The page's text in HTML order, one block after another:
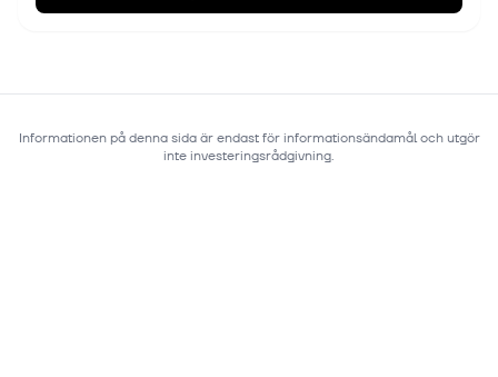
Informationen på denna sida är endast för informationsändamål och utgör
inte investeringsrådgivning.